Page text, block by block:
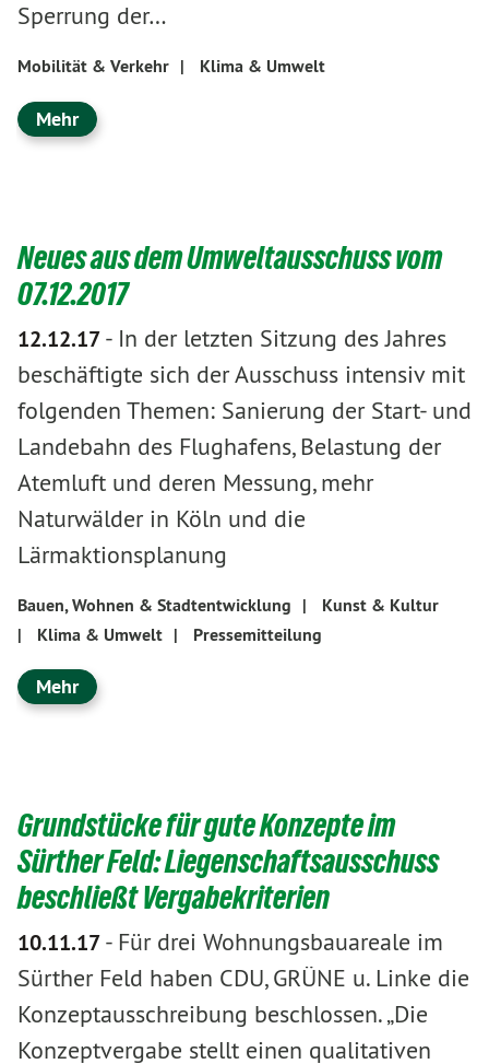
Sperrung der…
Mobilität & Verkehr | Klima & Umwelt
Mehr
Neues aus dem Umweltausschuss vom
07.12.2017
12.12.17- In der letzten Sitzung des Jahres
beschäftigte sich der Ausschuss intensiv mit
folgenden Themen: Sanierung der Start- und
Landebahn des Flughafens, Belastung der
Atemluft und deren Messung, mehr
Naturwälder in Köln und die
Lärmaktionsplanung
Bauen, Wohnen & Stadtentwicklung |
Kunst & Kultur
|
Klima & Umwelt | Pressemitteilung
Mehr
Grundstücke für gute Konzepte im
Sürther Feld: Liegenschaftsausschuss
beschließt Vergabekriterien
10.11.17- Für drei Wohnungsbauareale im
Sürther Feld haben CDU, GRÜNE u. Linke die
Konzeptausschreibung beschlossen. „Die
Konzeptvergabe stellt einen qualitativen